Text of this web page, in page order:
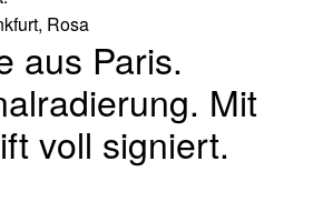
Rosa
aus Paris.
Mit
voll signiert.